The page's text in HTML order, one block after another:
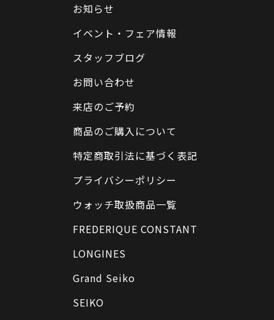
お知らせ
イベント・フェア情報
スタッフブログ
お問い合わせ
来店のご予約
商品のご購入について
特定商取引法に基づく表記
プライバシーポリシー
ウォッチ取扱商品一覧
FREDERIQUE CONSTANT
LONGINES
Grand Seiko
SEIKO